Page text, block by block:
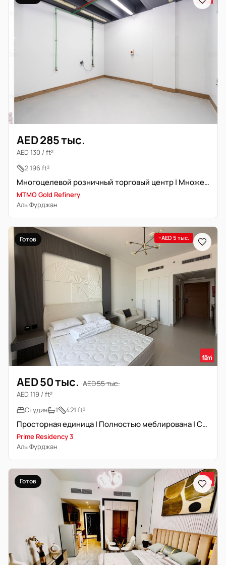
AED 285 тыс.
AED 130 / ft²
2 196 ft²
Многоцелевой розничный торговый центр | Множественные розничные помещения
MTMO Gold Refinery
Аль Фурджан
Готов −AED 5 тыс.
AED 50 тыс. AED 55 тыс.
AED 119 / ft²
Студия
1 421 ft²
Просторная единица | Полностью меблирована | Светлая единица
Prime Residency 3
Аль Фурджан
Готов